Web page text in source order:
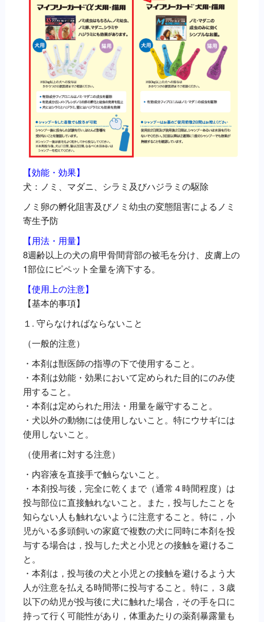
【効能・効果】
犬：ノミ、マダニ、シラミ及びハジラミの駆除
ノミ卵の孵化阻害及びノミ幼虫の変態阻害によるノミ
寄生予防
【用法・用量】
8週齢以上の犬の肩甲骨間背部の被毛を分け、皮膚上の
1部位にピペット全量を滴下する。
【使用上の注意】
【基本的事項】
１. 守らなければならないこと
（一般的注意）
・本剤は獣医師の指導の下で使用すること。
・本剤は効能・効果において定められた目的にのみ使
用すること。
・本剤は定められた用法・用量を厳守すること。
・犬以外の動物には使用しないこと。特にウサギには
使用しないこと。
（使用者に対する注意）
・内容液を直接手で触らないこと。
・本剤投与後，完全に乾くまで（通常４時間程度）は
投与部位に直接触れないこと。また，投与したことを
知らない人も触れないように注意すること。特に，小
児がいる多頭飼いの家庭で複数の犬に同時に本剤を投
与する場合は，投与した犬と小児との接触を避けるこ
と。
・本剤は，投与後の犬と小児との接触を避けるよう大
人が注意を払える時間帯に投与すること。特に，３歳
以下の幼児が投与後に犬に触れた場合，その手を口に
持って行く可能性があり，体重あたりの薬剤暴露量も